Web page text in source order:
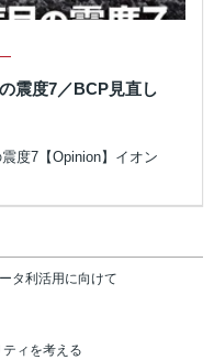
震度7／BCP見直し
度7【Opinion】イオン
タ利活用に向けて
ィを考える